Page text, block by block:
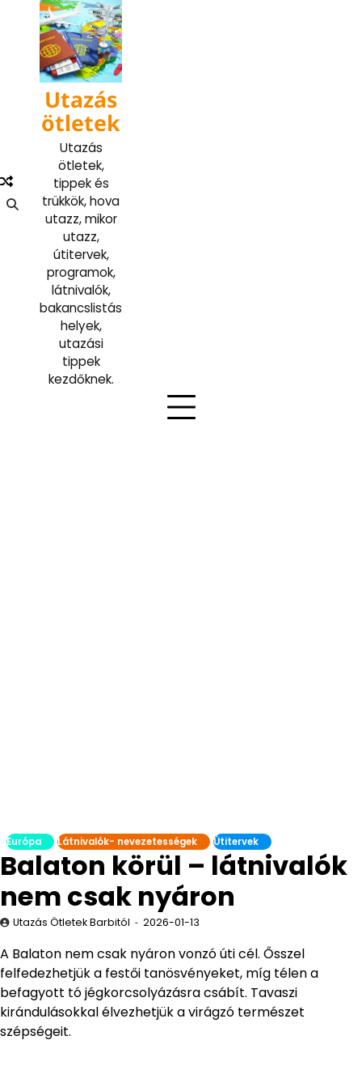
content
Utazás
ötletek
Utazás
ötletek,
tippek és
trükkök, hova
utazz, mikor
utazz,
útitervek,
programok,
látnivalók,
bakancslistás
helyek,
utazási
tippek
kezdőknek.
Európa Látnivalók- nevezetességek Útitervek
Balaton körül – látnivalók
nem csak nyáron
Utazás Ötletek Barbitól 2026-01-13
A Balaton nem csak nyáron vonzó úti cél. Ősszel
felfedezhetjük a festői tanösvényeket, míg télen a
befagyott tó jégkorcsolyázásra csábít. Tavaszi
kirándulásokkal élvezhetjük a virágzó természet
szépségeit.